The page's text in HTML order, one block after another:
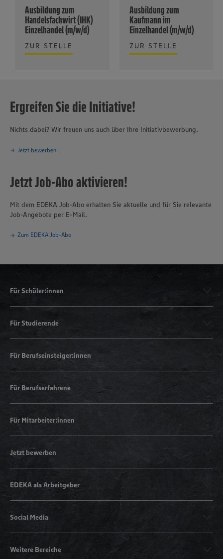
Ausbildung zum
Handelsfachwirt (IHK)
Einzelhandel (m/w/d)
ZUR STELLE
Ausbildung zum
Kaufmann im
Einzelhandel (m/w/d)
ZUR STELLE
Ergreifen Sie die Initiative!
Nichts dabei? Wir freuen uns auch über Ihre Initiativbewerbung.
Jetzt bewerben
Jetzt Job-Abo aktivieren!
Mit dem EDEKA Job-Abo erhalten Sie aktuelle und für Sie relevante
Job-Angebote per E-Mail.
Zum EDEKA Job-Abo
Für Schüler:innen
Für Studierende
Für Berufseinsteiger:innen
Für Berufserfahrene
Für Mitarbeiter:innen
Jetzt bewerben
EDEKA als Arbeitgeber
Social Media
Weitere Bereiche